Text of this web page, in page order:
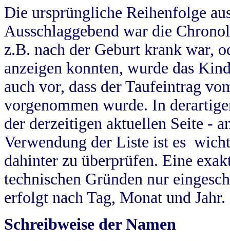
Die ursprüngliche Reihenfolge
Ausschlaggebend war die
z.B. nach der Geburt krank war,
anzeigen konnten, wurde das
auch vor, dass der Taufeintrag
vorgenommen wurde. In
der derzeitigen aktuellen Seite -
Verwendung der Liste ist es
dahinter zu überprüfen. Eine
technischen Gründen nur
erfolgt nach Tag, Monat und Jahr.
Schreibweise der Namen